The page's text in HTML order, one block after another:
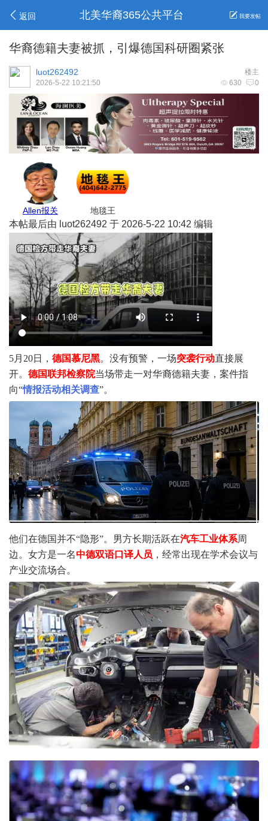
返回 北美华裔365公共平台 我要发帖
华裔德籍夫妻被抓，引爆德国科研圈紧张
楼主
luot262492
630 0
2026-5-22 10:21:50
莉莉姐 安心家地产
本帖最后由 luot262492 于 2026-5-22 10:42 编辑
5月20日， 德国慕尼黑。没有预警，一场突袭行动直接展
开。 德国联邦检察院当场带走一对华裔德籍夫妻，案件指
向“情报活动相关调查”。
他们在德国并不“隐形”。男方长期活跃在汽车工业体系周
边。女方是一名中德双语口译人员 ，经常出现在学术会议与
产业交流场合。